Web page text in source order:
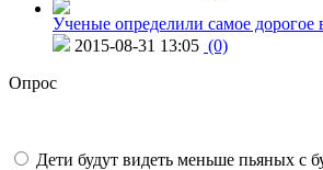
Ученые определили самое дорогое
2015-08-31 13:05 (0)
Опрос
Дети будут видеть меньше пьяных с